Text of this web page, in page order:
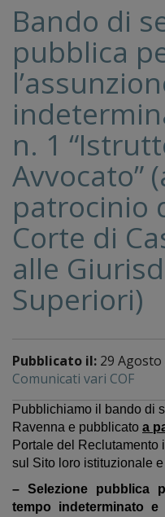
Bando di
pubblica
n. 1
Avvocato”
patrocinio
Corte di
alle
Superiori)
Pubblicato il: 29
Comunicati vari COF
Pubblichiamo il bando di
Ravenna e pubblicato a
Portale del Reclutamento
sul Sito loro istituzionale
– Selezione pubblica
tempo indeterminato